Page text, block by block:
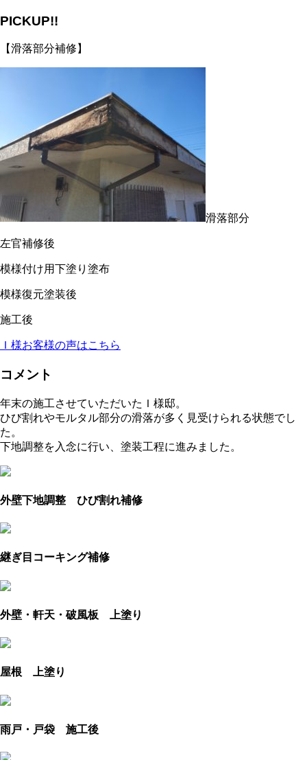
PICKUP!!
【滑落部分補修】
滑落部分
左官補修後
模様付け用下塗り塗布
模様復元塗装後
施工後
Ｉ様お客様の声はこちら
コメント
年末の施工させていただいたＩ様邸。
ひび割れやモルタル部分の滑落が多く見受けられる状態でし
た。
下地調整を入念に行い、塗装工程に進みました。
外壁下地調整 ひび割れ補修
継ぎ目コーキング補修
外壁・軒天・破風板 上塗り
屋根 上塗り
雨戸・戸袋 施工後